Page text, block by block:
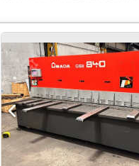
MASKINVIKT: 10 100 kg
SIDOMÅTT 1,5 METER
Cjdpetrkmnefx Anvorf
KLIPP-KONTAKTER I
KNIVSATSMED 4